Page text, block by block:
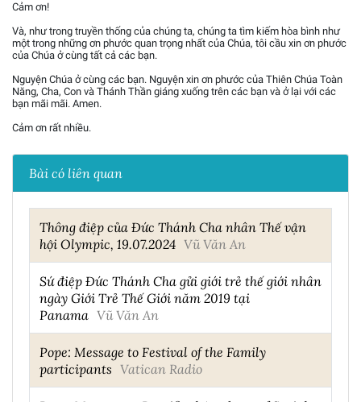
Cảm ơn!
Và, như trong truyền thống của chúng ta, chúng ta tìm kiếm hòa bình như
một trong những ơn phước quan trọng nhất của Chúa, tôi cầu xin ơn phước
của Chúa ở cùng tất cả các bạn.
Nguyện Chúa ở cùng các bạn. Nguyện xin ơn phước của Thiên Chúa Toàn
Năng, Cha, Con và Thánh Thần giáng xuống trên các bạn và ở lại với các
bạn mãi mãi. Amen.
Cảm ơn rất nhiều.
Bài có liên quan
Thông điệp của Đức Thánh Cha nhân Thế vận
hội Olympic, 19.07.2024 Vũ Văn An
Sứ điệp Đức Thánh Cha gửi giới trẻ thế giới nhân
ngày Giới Trẻ Thế Giới năm 2019 tại
Panama Vũ Văn An
Pope: Message to Festival of the Family
participants Vatican Radio